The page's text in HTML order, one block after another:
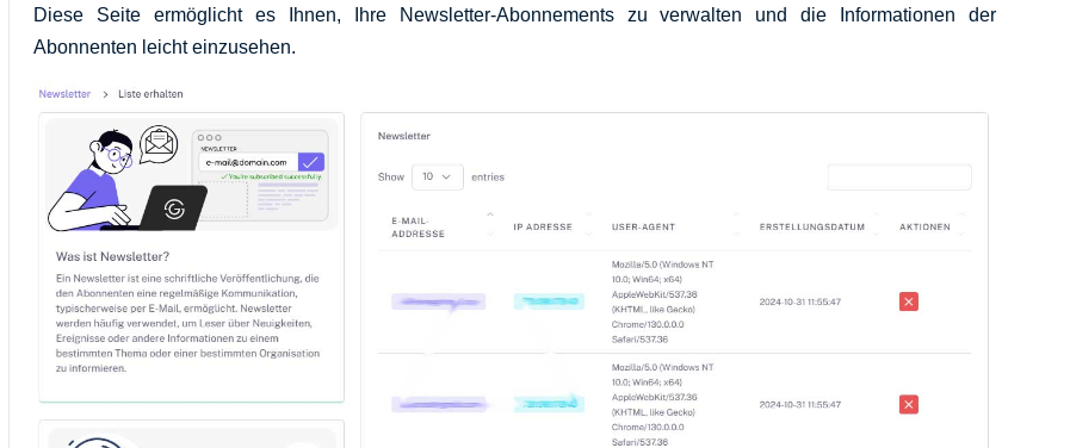
Diese Seite ermöglicht es Ihnen, Ihre Newsletter-Abonnements zu verwalten und die Informationen der
Abonnenten leicht einzusehen.